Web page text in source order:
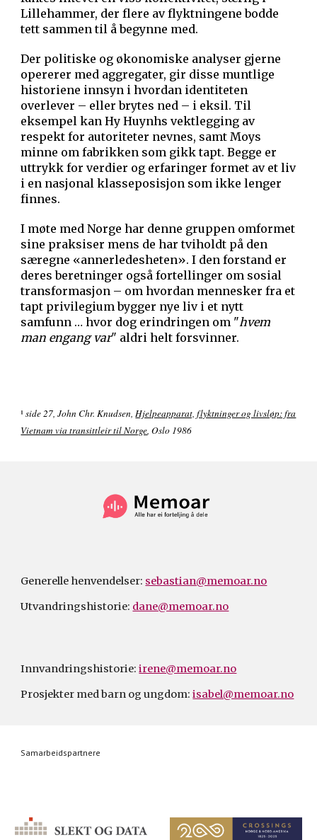
Lillehammer, der flere av flyktningene bodde
tett sammen til å begynne med.
Der politiske og økonomiske analyser gjerne
opererer med aggregater, gir disse muntlige
historiene innsyn i hvordan identiteten
overlever – eller brytes ned – i eksil. Til
eksempel kan Hy Huynhs vektlegging av
respekt for autoriteter nevnes, samt Moys
minne om fabrikken som gikk tapt. Begge er
uttrykk for verdier og erfaringer formet av et liv
i en nasjonal klasseposisjon som ikke lenger
finnes.
I møte med Norge har denne gruppen omformet
sine praksiser mens de har tviholdt på den
særegne «annerledesheten». I den forstand er
deres beretninger også fortellinger om sosial
transformasjon – om hvordan mennesker fra et
tapt privilegium bygger nye liv i et nytt
samfunn … hvor dog erindringen om "hvem
man engang var" aldri helt forsvinner.
¹side 27, John Chr. Knudsen,Hjelpeapparat, flyktninger og livsløp: fra
Vietnam via transittleir til Norge, Oslo 1986
Generelle henvendelser: sebastian@memoar.no
Utvandringshistorie: dane@memoar.no
Innvandringshistorie:irene@memoar.no
Prosjekter med barn og ungdom:isabel@memoar.no
Samarbeidspartnere